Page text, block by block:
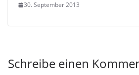
30. September 2013
Schreibe einen